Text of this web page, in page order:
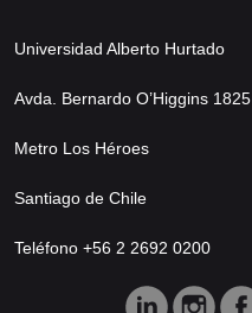
Universidad Alberto Hurtado
Avda. Bernardo O’Higgins 1825
Metro Los Héroes
Santiago de Chile
Teléfono +56 2 2692 0200